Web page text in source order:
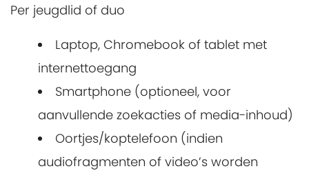
Per jeugdlid of duo
Laptop, Chromebook of tablet met
internettoegang
Smartphone (optioneel, voor
aanvullende zoekacties of media-inhoud)
Oortjes/koptelefoon (indien
audiofragmenten of video’s worden